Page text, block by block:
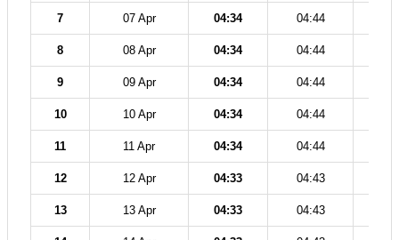
7 07 Apr 04:34 04:44
8 08 Apr 04:34 04:44
9 09 Apr 04:34 04:44
10 10 Apr 04:34 04:44
11 11 Apr 04:34 04:44
12 12 Apr 04:33 04:43
13 13 Apr 04:33 04:43